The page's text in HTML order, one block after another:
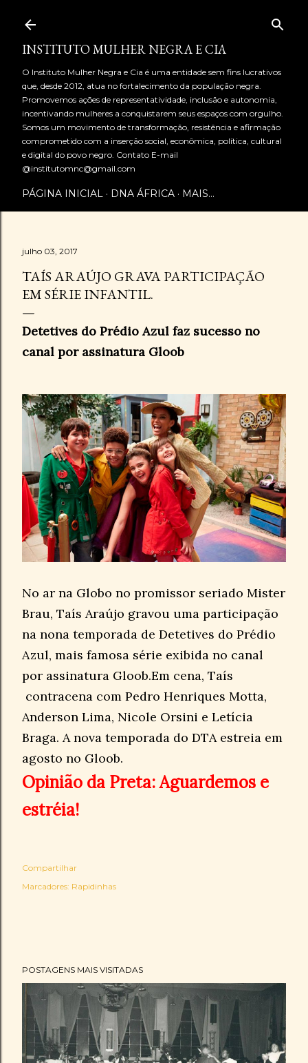
INSTITUTO MULHER NEGRA E CIA
O Instituto Mulher Negra e Cia é uma entidade sem fins lucrativos
que, desde 2012, atua no fortalecimento da população negra.
Promovemos ações de representatividade, inclusão e autonomia,
incentivando mulheres a conquistarem seus espaços com orgulho.
Somos um movimento de transformação, resistência e afirmação
comprometido com a inserção social, econômica, política, cultural
e digital do povo negro. Contato E-mail
@institutomnc@gmail.com
PÁGINA INICIAL DNA ÁFRICA MAIS…
julho 03, 2017
TAÍS ARAÚJO GRAVA PARTICIPAÇÃO
EM SÉRIE INFANTIL.
Detetives do Prédio Azul faz sucesso no
canal por assinatura Gloob
No ar na Globo no promissor seriado Mister
Brau, Taís Araújo gravou uma participação
na nona temporada de Detetives do Prédio
Azul, mais famosa série exibida no canal
por assinatura Gloob.Em cena, Taís
contracena com Pedro Henriques Motta,
Anderson Lima, Nicole Orsini e Letícia
Braga. A nova temporada do DTA estreia em
agosto no Gloob.
Opinião da Preta: Aguardemos e
estréia!
Compartilhar
Marcadores: Rapidinhas
POSTAGENS MAIS VISITADAS